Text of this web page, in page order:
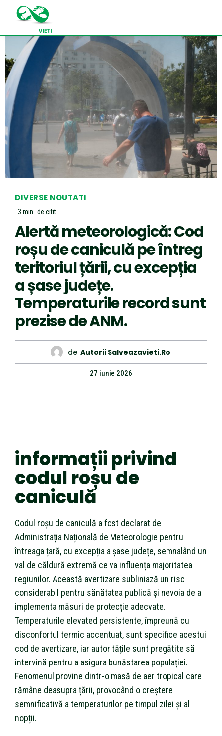
DIVERSE NOUTATI
3 min. de citit
Alertă meteorologică: Cod
roșu de caniculă pe întreg
teritoriul țării, cu excepția
a șase județe.
Temperaturile record sunt
prezise de ANM.
de Autorii Salveazavieti.ro
27 iunie 2026
informații privind
codul roșu de
caniculă
Codul roșu de caniculă a fost declarat de
Administrația Națională de Meteorologie pentru
întreaga țară, cu excepția a șase județe, semnalând un
val de căldură extremă ce va influența majoritatea
regiunilor. Această avertizare subliniază un risc
considerabil pentru sănătatea publică și nevoia de a
implementa măsuri de protecție adecvate.
Temperaturile elevated persistente, împreună cu
disconfortul termic accentuat, sunt specifice acestui
cod de avertizare, iar autoritățile sunt pregătite să
intervină pentru a asigura bunăstarea populației.
Fenomenul provine dintr-o masă de aer tropical care
rămâne deasupra țării, provocând o creștere
semnificativă a temperaturilor pe timpul zilei și al
nopții.